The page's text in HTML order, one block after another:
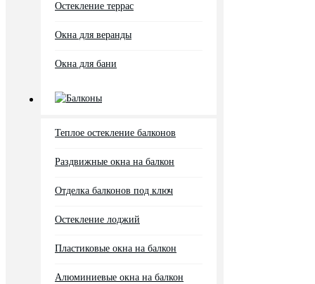
Остекление террас
Окна для веранды
Окна для бани
Балконы
Теплое остекление балконов
Раздвижные окна на балкон
Отделка балконов под ключ
Остекление лоджий
Пластиковые окна на балкон
Алюминиевые окна на балкон